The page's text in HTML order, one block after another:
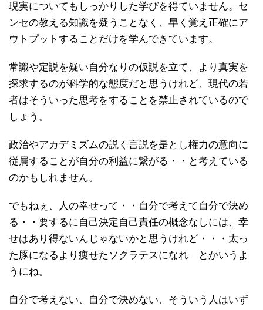
現実についてもしっかりした学びを得ていません。セ
ンセの教える知識を疑うことなく、早く覚え正確にア
ウトプットすることだけを学んできています。
常識や定説を疑い自分なりの仮説を立て、より真実を
探求するのが科学的な態度だと思うけれど、現代の若
者はそういった思考をすることを禁止されているので
しょう。
政治やアカデミズムの説く言説を是とし権力の意向に
従属することが自分の利益に繋がる・・と考えている
のかもしれません。
でもねぇ、人の幸せって・・自分で考えて自分で決め
る・・要するに自己決定自己責任の概念なしには、幸
せはあり得ないんじゃないかと思うけれど・・・太っ
た豚になるより痩せたソクラテスになれ とかいうよ
うにね。
自分で考えない、自分で決めない、そういう人はいず